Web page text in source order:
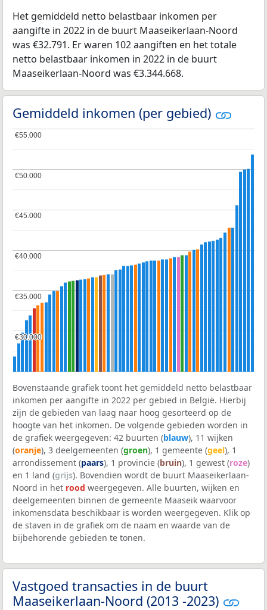
Het gemiddeld netto belastbaar inkomen per
aangifte in 2022 in de buurt Maaseikerlaan-Noord
was €32.791. Er waren 102 aangiften en het totale
netto belastbaar inkomen in 2022 in de buurt
Maaseikerlaan-Noord was €3.344.668.
Gemiddeld inkomen (per gebied)
€30.000
€30.000
€35.000
€35.000
€40.000
€40.000
€45.000
€45.000
€50.000
€50.000
€55.000
€55.000
Bovenstaande grafiek toont het gemiddeld netto belastbaar
inkomen per aangifte in 2022 per gebied in België. Hierbij
zijn de gebieden van laag naar hoog gesorteerd op de
hoogte van het inkomen. De volgende gebieden worden in
de grafiek weergegeven: 42 buurten (blauw), 11 wijken
(oranje), 3 deelgemeenten (groen), 1 gemeente (geel), 1
arrondissement (paars), 1 provincie (bruin), 1 gewest (roze)
en 1 land (grijs). Bovendien wordt de buurt Maaseikerlaan-
Noord in het rood weergegeven. Alle buurten, wijken en
deelgemeenten binnen de gemeente Maaseik waarvoor
inkomensdata beschikbaar is worden weergegeven. Klik op
de staven in de grafiek om de naam en waarde van de
bijbehorende gebieden te tonen.
Vastgoed transacties in de buurt
Maaseikerlaan-Noord (2013 -2023)